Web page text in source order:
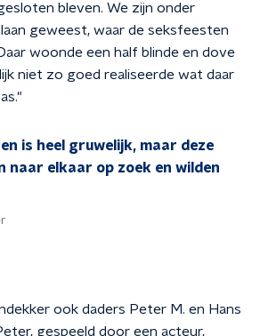
bleven. We zijn onder
geweest, waar de seksfeesten
woonde een half blinde en dove
niet zo goed realiseerde wat daar
is heel gruwelijk, maar deze
naar elkaar op zoek en wilden
ook daders Peter M. en Hans
gespeeld door een acteur,